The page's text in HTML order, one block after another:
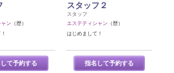
ン （歴）
て予約する
スタッフ２
スタッフ
エステティシャン （歴）
はじめまして！
指名して予約する